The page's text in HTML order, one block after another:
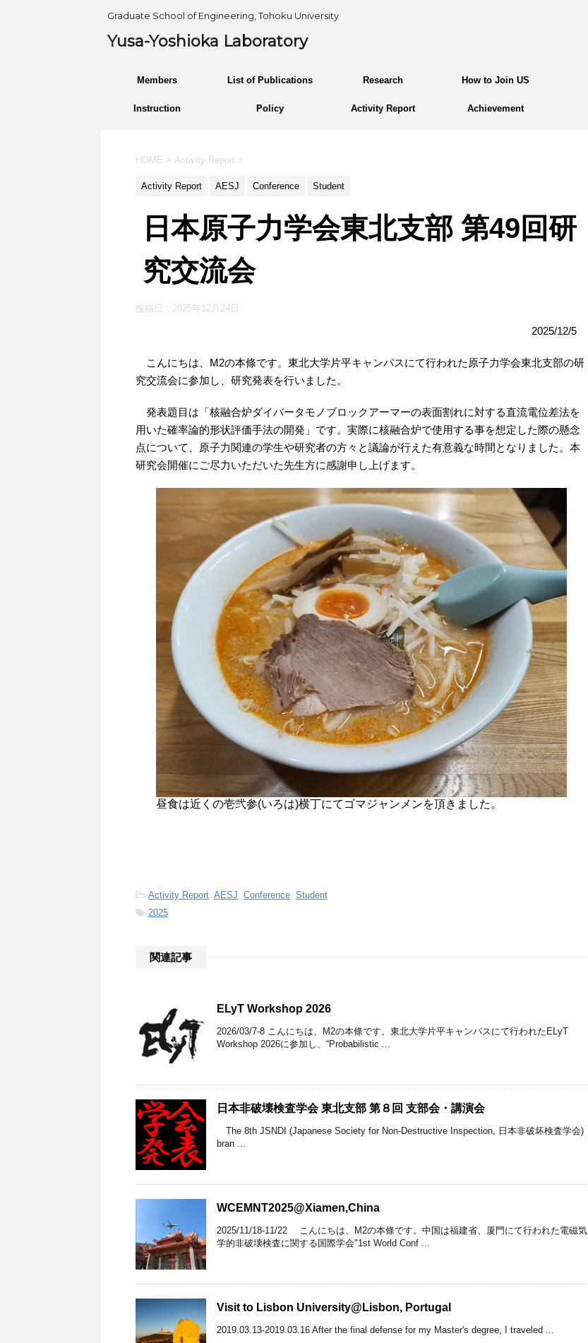
Graduate School of Engineering, Tohoku University
Yusa-Yoshioka Laboratory
Members List of Publications Research How to Join US
Instruction Policy Activity Report Achievement
HOME > Activity Report >
Activity Report AESJ Conference Student
日本原子力学会東北支部 第49回研
究交流会
投稿日： 2025年12月24日
2025/12/5
こんにちは、M2の本條です。東北大学片平キャンパスにて行われた原子力学会東北支部の研
究交流会に参加し、研究発表を行いました。
発表題目は「核融合炉ダイバータモノブロックアーマーの表面割れに対する直流電位差法を
用いた確率論的形状評価手法の開発」です。実際に核融合炉で使用する事を想定した際の懸念
点について、原子力関連の学生や研究者の方々と議論が行えた有意義な時間となりました。本
研究会開催にご尽力いただいた先生方に感謝申し上げます。
昼食は近くの壱弐参(いろは)横丁にてゴマジャンメンを頂きました。
-Activity Report, AESJ, Conference, Student
-2025
関連記事
ELyT Workshop 2026
2026/03/7-8 こんにちは、M2の本條です。東北大学片平キャンパスにて行われたELyT
Workshop 2026に参加し、“Probabilistic ...
日本非破壊検査学会 東北支部 第８回 支部会・講演会
The 8th JSNDI (Japanese Society for Non-Destructive Inspection, 日本非破坏検査学会)
bran ...
WCEMNT2025@Xiamen,China
2025/11/18-11/22 こんにちは、M2の本條です。中国は福建省、厦門にて行われた電磁気
学的非破壊検査に関する国際学会"1st World Conf ...
Visit to Lisbon University@Lisbon, Portugal
2019.03.13-2019.03.16 After the final defense for my Master's degree, I traveled ...